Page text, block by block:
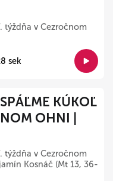
týždňa v Cezročnom
sek
KÚKOĽ
OHNI |
týždňa v Cezročnom
Kosnáč (Mt 13, 36-